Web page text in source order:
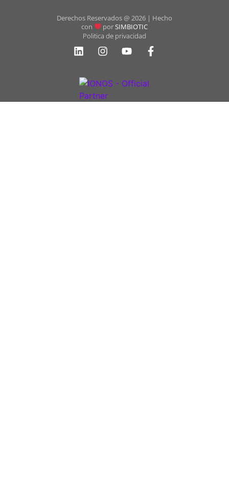
Derechos Reservados @ 2026 | Hecho
con
porSIMBIOTIC
Politica de privacidad